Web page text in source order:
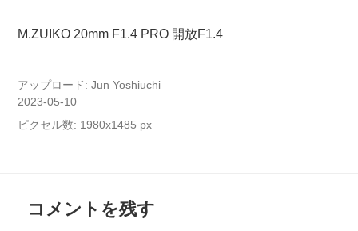
M.ZUIKO 20mm F1.4 PRO 開放F1.4
アップロード:Jun Yoshiuchi
2023-05-10
ピクセル数: 1980x1485 px
コメントを残す